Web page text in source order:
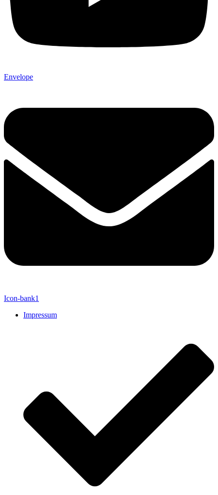
Envelope
Icon-bank1
Impressum